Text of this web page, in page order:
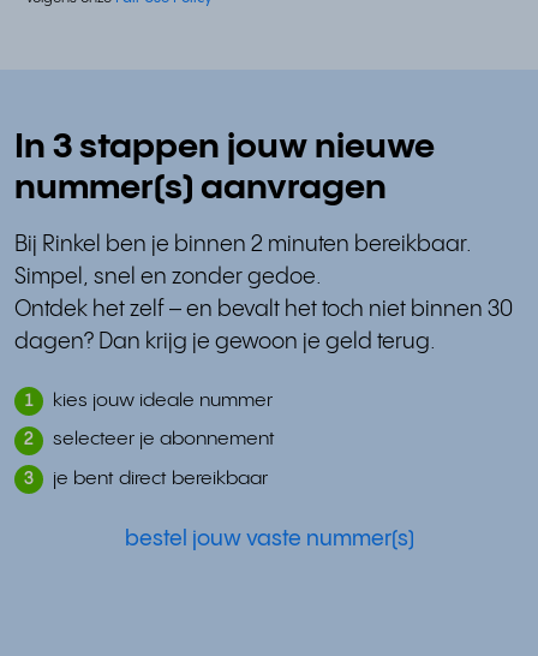
In 3 stappen jouw nieuwe
nummer(s) aanvragen
Bij Rinkel ben je binnen 2 minuten bereikbaar.
Simpel, snel en zonder gedoe.
Ontdek het zelf – en bevalt het toch niet binnen 30
dagen? Dan krijg je gewoon je geld terug.
1 kies jouw ideale nummer
2 selecteer je abonnement
3 je bent direct bereikbaar
bestel jouw vaste nummer(s)